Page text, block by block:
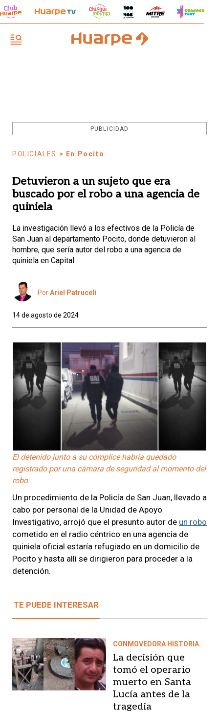
PUBLICIDAD
POLICIALES > En Pocito
Detuvieron a un sujeto que era
buscado por el robo a una agencia de
quiniela
La investigación llevó a los efectivos de la Policía de
San Juan al departamento Pocito, donde detuvieron al
hombre, que sería autor del robo a una agencia de
quiniela en Capital.
PorAriel Patruceli
14 de agosto de 2024
El detenido junto a su cómplice habría quedado
registrado por una cámara de seguridad al momento del
robo.
Un procedimiento de la Policía de San Juan, llevado a
cabo por personal de la Unidad de Apoyo
Investigativo, arrojó que el presunto autor de un robo
cometido en el radio céntrico en una agencia de
quiniela oficial estaría refugiado en un domicilio de
Pocito y hasta allí se dirigieron para proceder a la
detención.
TE PUEDE INTERESAR
CONMOVEDORA HISTORIA.
La decisión que
tomó el operario
muerto en Santa
Lucía antes de la
tragedia